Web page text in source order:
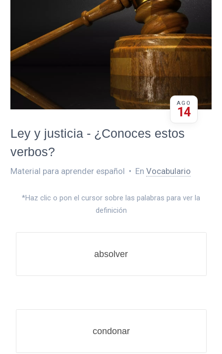
AGO
14
Ley y justicia - ¿Conoces estos
verbos?
Material para aprender español • En Vocabulario
*Haz clic o pon el cursor sobre las palabras para ver la
definición
absolver
condonar